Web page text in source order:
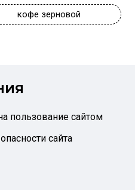
кофе зерновой
пользование сайтом
сайта